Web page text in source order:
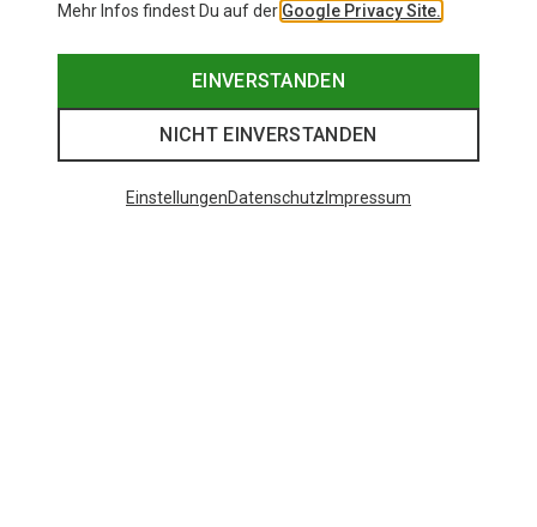
Mehr Infos findest Du auf der Google Privacy Site.
EINVERSTANDEN
NICHT EINVERSTANDEN
EinstellungenDatenschutz Impressum